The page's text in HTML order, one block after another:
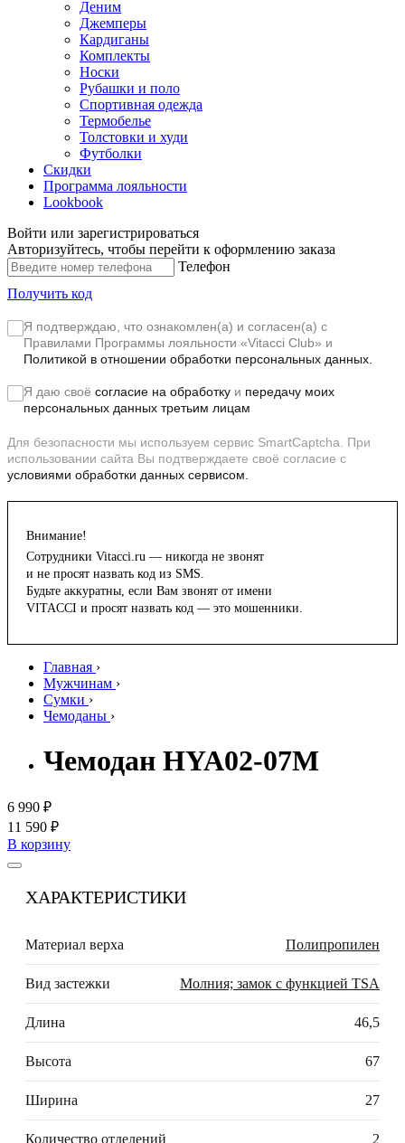
Деним
Джемперы
Кардиганы
Комплекты
Носки
Рубашки и поло
Спортивная одежда
Термобелье
Толстовки и худи
Футболки
Скидки
Программа лояльности
Lookbook
Войти или зарегистрироваться
Авторизуйтесь, чтобы перейти к оформлению заказа
Телефон
Получить код
Я подтверждаю, что ознакомлен(а) и согласен(а) с
Правилами Программы лояльности «Vitacci Club» и
Политикой в отношении обработки персональных данных.
Я даю своё согласие на обработку и передачу моих
персональных данных третьим лицам
Для безопасности мы используем сервис SmartCaptcha. При
использовании сайта Вы подтверждаете своё согласие с
условиями обработки данных сервисом.
Внимание!
Сотрудники Vitacci.ru — никогда не звонят
и не просят назвать код из SMS.
Будьте аккуратны, если Вам звонят от имени
VITACCI и просят назвать код — это мошенники.
Главная ›
Мужчинам ›
Сумки ›
Чемоданы ›
Чемодан HYA02-07M
6 990 ₽
11 590 ₽
В корзину
ХАРАКТЕРИСТИКИ
Материал верха Полипропилен
Вид застежки Молния; замок с функцией TSA
Длина 46,5
Высота 67
Ширина 27
Количество отделений 2